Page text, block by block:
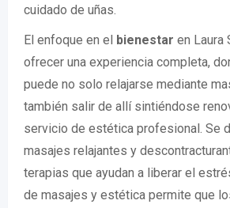
cuidado de uñas.
El enfoque en el bienestar en Laura
ofrecer una experiencia completa,
puede no solo relajarse mediante
también salir de allí sintiéndose
servicio de estética profesional. Se
masajes relajantes y
terapias que ayudan a liberar el
de masajes y estética permite que